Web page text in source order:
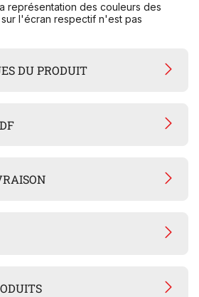
représentation des couleurs des
l'écran respectif n'est pas
DU PRODUIT